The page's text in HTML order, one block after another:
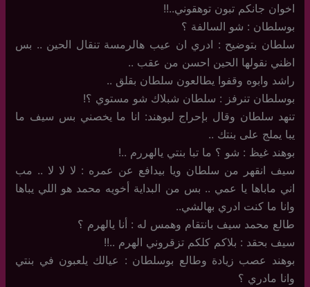
اخوان جانكم تبون توهقوني..!!
بوسلطان : شو السالفة ؟
سلطان بتوضيح : ادري ان عيب هالرمسة تنقال الحين .. بس
اظني نقولها الحين احسن من عقب ..
راشد وابوه وقفوا يطالعون سلطان بقلق ..
بوسلطان تنرفز : سلطان شبلاك شو مستوي ؟!
تنهد سلطان وقال بإحراج لبوهند: انا ما يخصني بس سيف ما
يبا يملج على بنتك ..
بوهند غيظ : شو ؟ ما تبا بنتي يالهررم ..!
سيف انقهر من سلطان ويا بيدافع عن عمره : لا لا لا .. مب
اني ماباها يا عمي .. بس من البداية أخويه محمد هو اللي يباها
وانا ما كنت ادري بهالشي..
طالع محمد سيف بانتقام وهمس له : أنا يالهرم ؟
سيف بحقد : بلاكم كلكم تزقروني الهرم ..!!
بوهند عصب زيادة وطالع بوسلطان : عيالك يلعبون في بنتي
وانا مادري ؟